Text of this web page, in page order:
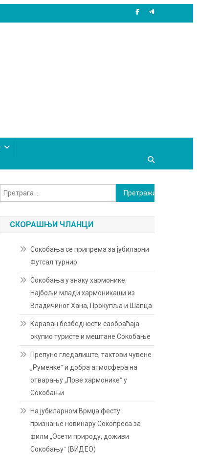
Претрага
за:
СКОРАШЊИ ЧЛАНЦИ
Сокобања се припрема за јубиларни
Футсал турнир
Сокобања у знаку хармонике:
Најбољи млади хармоникаши из
Владичиног Хана, Прокупља и Шапца
Караван безбедности саобраћаја
окупио туристе и мештане Сокобање
Препуно гледалиште, тактови чувене
„Руменкеˮ и добра атмосфера на
отварању „Прве хармоникеˮ у
Сокобањи
На јубиларном Врмџа фесту
признање новинару Сокопреса за
филм „Осети природу, доживи
Сокобањуˮ (ВИДЕО)